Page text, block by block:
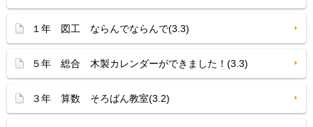
１年 図工 ならんでならんで(3.3)
５年 総合 木製カレンダーができました！(3.3)
３年 算数 そろばん教室(3.2)